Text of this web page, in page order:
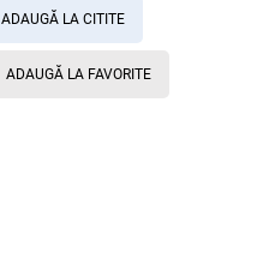
ADAUGĂ LA CITITE
ADAUGĂ LA FAVORITE